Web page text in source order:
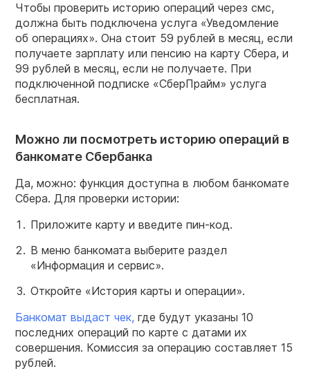
Чтобы проверить историю операций через смс,
должна быть подключена услуга «Уведомление
об операциях». Она стоит 59 рублей в месяц, если
получаете зарплату или пенсию на карту Сбера, и
99 рублей в месяц, если не получаете. При
подключенной подписке «СберПрайм» услуга
бесплатная.
Можно ли посмотреть историю операций в
банкомате Сбербанка
Да, можно: функция доступна в любом банкомате
Сбера. Для проверки истории:
Приложите карту и введите пин-код.
В меню банкомата выберите раздел
«Информация и сервис».
Откройте «История карты и операции».
Банкомат выдаст чек, где будут указаны 10
последних операций по карте с датами их
совершения. Комиссия за операцию составляет 15
рублей.